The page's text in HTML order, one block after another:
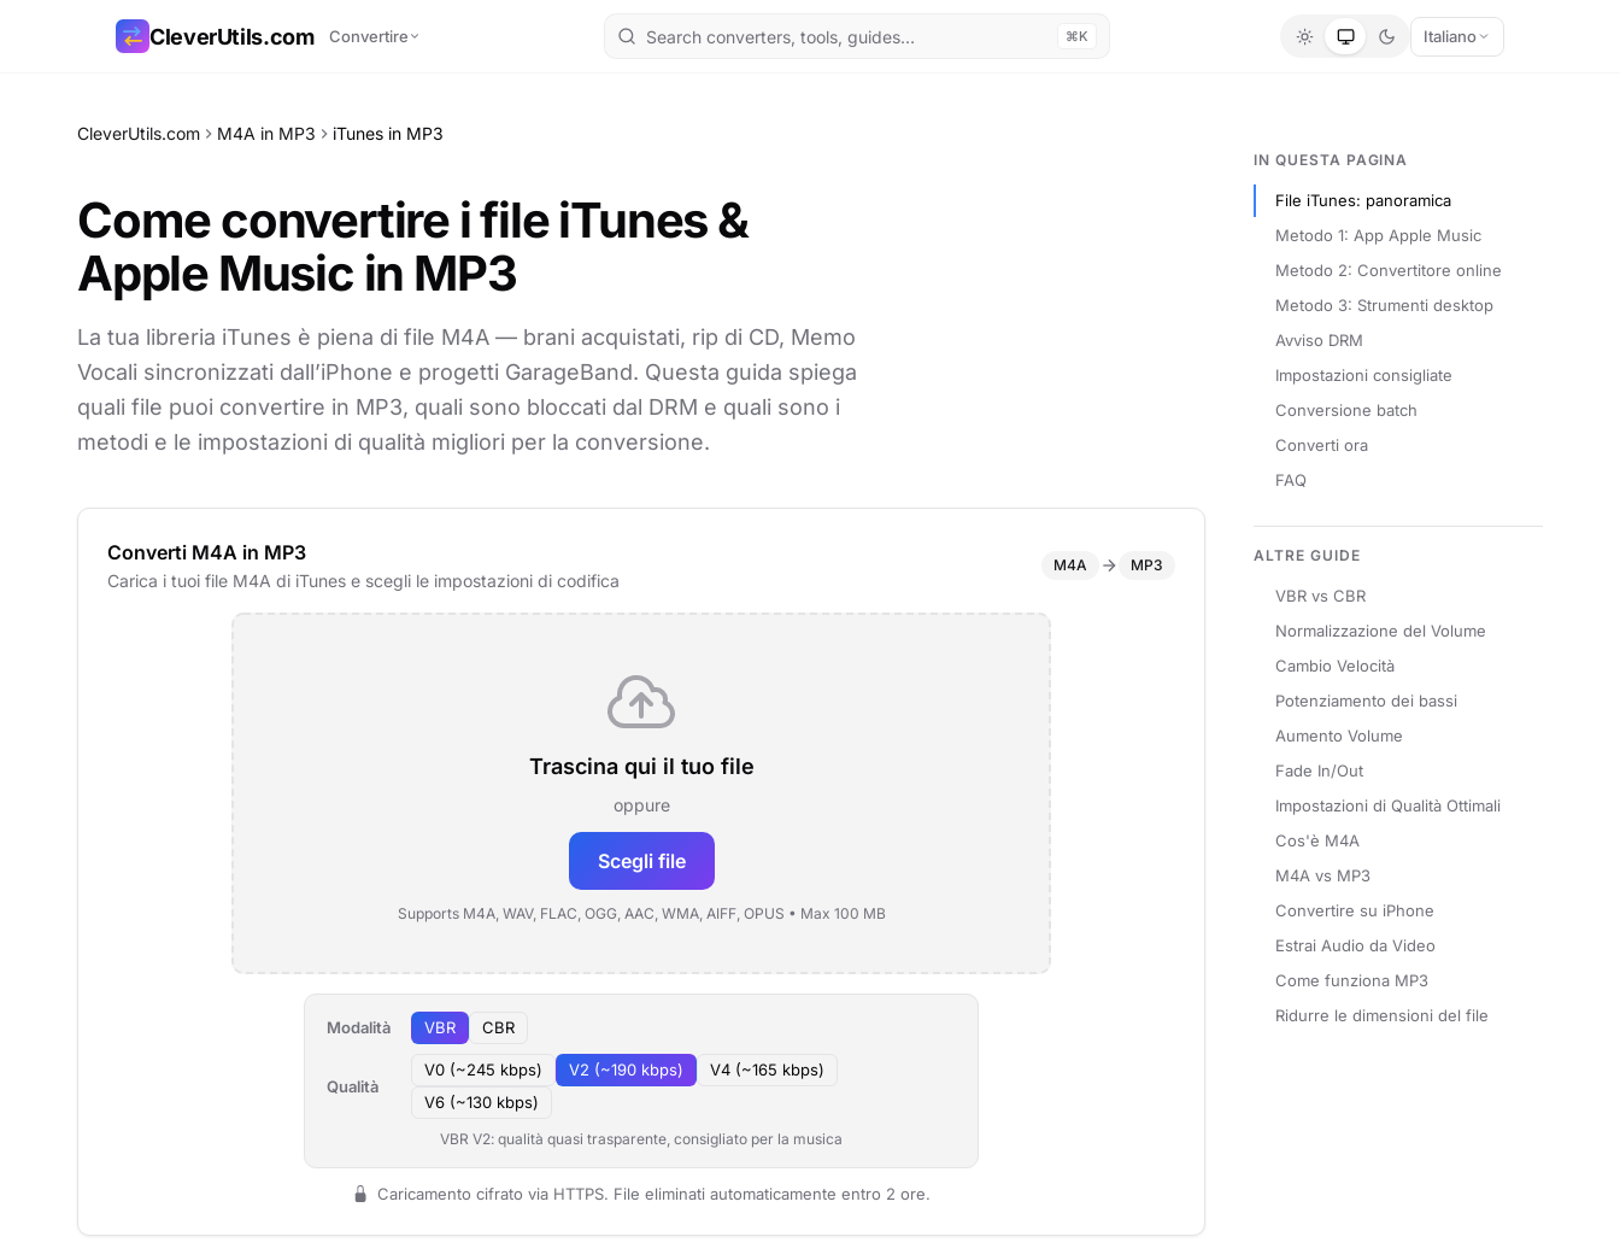
CleverUtils.com Convertire ⌘K Italiano
CleverUtils.com M4A in MP3 iTunes in MP3
Come convertire i file iTunes &
Apple Music in MP3
La tua libreria iTunes è piena di file M4A — brani acquistati, rip di CD, Memo
Vocali sincronizzati dall’iPhone e progetti GarageBand. Questa guida spiega
quali file puoi convertire in MP3, quali sono bloccati dal DRM e quali sono i
metodi e le impostazioni di qualità migliori per la conversione.
Converti M4A in MP3
Carica i tuoi file M4A di iTunes e scegli le impostazioni di codifica
M4A MP3
Trascina qui il tuo file
oppure
Scegli file
Supports M4A, WAV, FLAC, OGG, AAC, WMA, AIFF, OPUS • Max 100 MB
Modalità VBR CBR
Qualità
V0 (~245 kbps) V2 (~190 kbps)
V4 (~165 kbps)
V6 (~130 kbps)
VBR V2: qualità quasi trasparente, consigliato per la musica
Caricamento cifrato via HTTPS. File eliminati automaticamente entro 2 ore.
IN QUESTA PAGINA
File iTunes: panoramica
Metodo 1: App Apple Music
Metodo 2: Convertitore online
Metodo 3: Strumenti desktop
Avviso DRM
Impostazioni consigliate
Conversione batch
Converti ora
FAQ
ALTRE GUIDE
VBR vs CBR
Normalizzazione del Volume
Cambio Velocità
Potenziamento dei bassi
Aumento Volume
Fade In/Out
Impostazioni di Qualità Ottimali
Cos'è M4A
M4A vs MP3
Convertire su iPhone
Estrai Audio da Video
Come funziona MP3
Ridurre le dimensioni del file